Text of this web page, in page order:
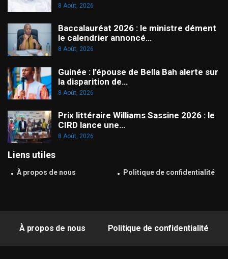
8 Août, 2026
Baccalauréat 2026 : le ministre dément
le calendrier annoncé…
8 Août, 2026
Guinée : l’épouse de Bella Bah alerte sur
la disparition de…
8 Août, 2026
Prix littéraire Williams Sassine 2026 : le
CIRD lance une…
8 Août, 2026
Liens utiles
À propos de nous Politique de confidentialité
À propos de nous Politique de confidentialité